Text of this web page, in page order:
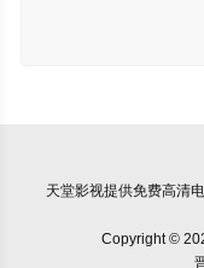
天堂影视提供免费高清
Copyright ©